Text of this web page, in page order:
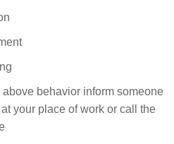
above behavior inform someone
your place of work or call the